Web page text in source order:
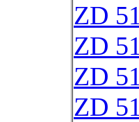
ZD
ZD
ZD
ZD